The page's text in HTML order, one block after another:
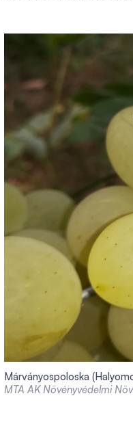
Márványospoloska
MTA AK Növényvédelmi